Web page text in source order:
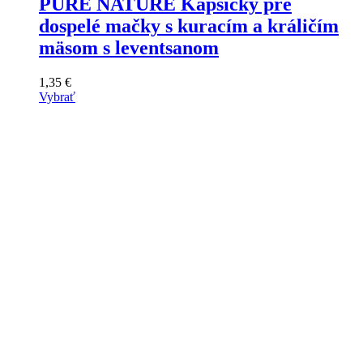
dospelé mačky s kuracím a králičím
mäsom s leventsanom
1,35 €
Vybrať